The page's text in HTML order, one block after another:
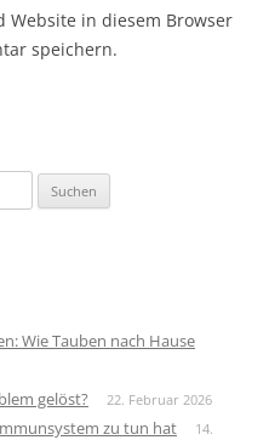
Website in diesem Browser
speichern.
Wie Tauben nach Hause
gelöst? 22. Februar 2026
zu tun hat
14.